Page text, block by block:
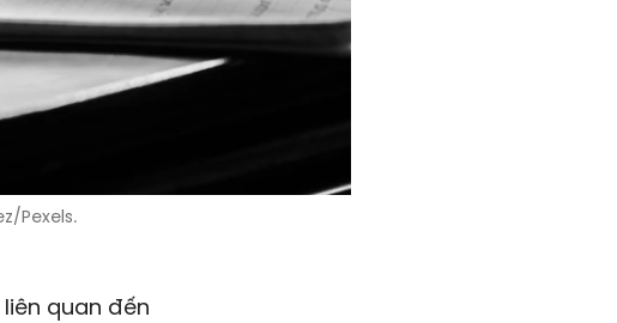
Pexels.
quan đến